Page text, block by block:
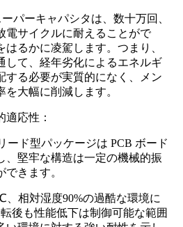
パーキャパシタは、数十万回、
電サイクルに耐えることがで
るかに凌駕します。つまり、
して、経年劣化によるエネルギ
する必要が実質的になく、メン
大幅に削減します。
適応性：
ード型パッケージは PCB ボード
、堅牢な構造は一定の機械的振
きます。
、相対湿度90%の過酷な環境に
後も性能低下は制御可能な範囲